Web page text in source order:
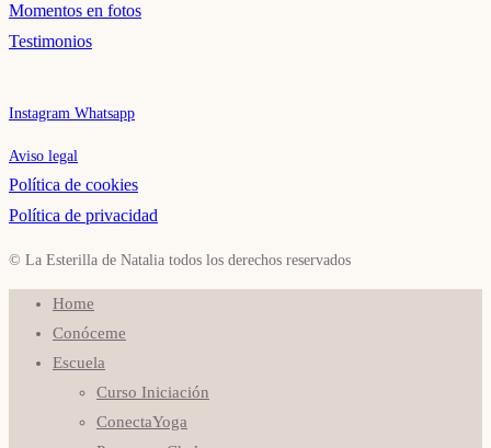
Momentos en fotos
Testimonios
Instagram Whatsapp
Aviso legal
Política de cookies
Política de privacidad
© La Esterilla de Natalia todos los derechos reservados
Home
Conóceme
Escuela
Curso Iniciación
ConectaYoga